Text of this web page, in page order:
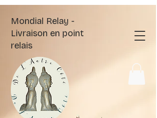
Mondial Relay -
Livraison en point
relais